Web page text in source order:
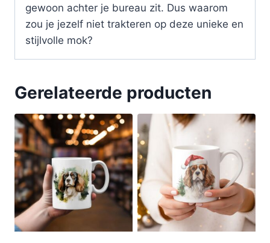
gewoon achter je bureau zit. Dus waarom
zou je jezelf niet trakteren op deze unieke en
stijlvolle mok?
Gerelateerde producten